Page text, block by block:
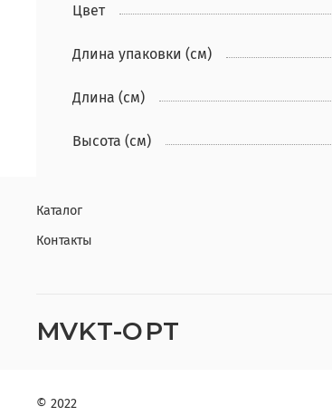
Цвет
Длина упаковки (см)
Длина (см)
Высота (см)
Каталог
Контакты
MVKT-OPT
© 2022